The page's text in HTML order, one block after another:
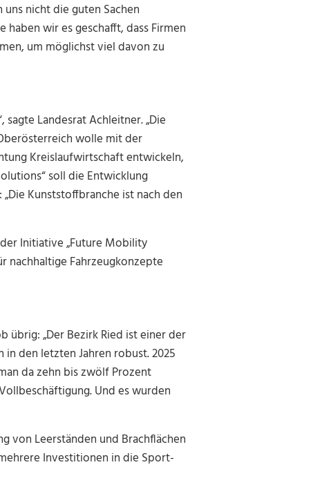
nicht die guten Sachen
wir es geschafft, dass Firmen
um möglichst viel davon zu
Landesrat Achleitner. „Die
wolle mit der
Kreislaufwirtschaft entwickeln,
soll die Entwicklung
Kunststoffbranche ist nach den
Initiative „Future Mobility
nachhaltige Fahrzeugkonzepte
übrig: „Der Bezirk Ried ist einer der
den letzten Jahren robust. 2025
da zehn bis zwölf Prozent
Und es wurden
von Leerständen und Brachflächen
Investitionen in die Sport-